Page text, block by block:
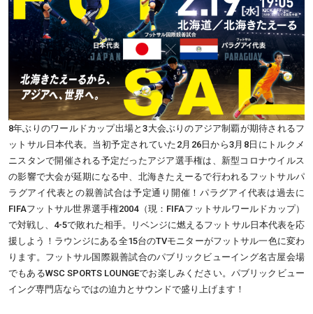
8年ぶりのワールドカップ出場と3大会ぶりのアジア制覇が期待されるフ
ットサル日本代表。当初予定されていた2月26日から3月8日にトルクメ
ニスタンで開催される予定だったアジア選手権は、新型コロナウイルス
の影響で大会が延期になる中、北海きたえーるで行われるフットサルパ
ラグアイ代表との親善試合は予定通り開催！パラグアイ代表は過去に
FIFAフットサル世界選手権2004（現：FIFAフットサルワールドカップ）
で対戦し、4-5で敗れた相手。リベンジに燃えるフットサル日本代表を応
援しよう！ラウンジにある全15台のTVモニターがフットサル一色に変わ
ります。フットサル国際親善試合のパブリックビューイング名古屋会場
でもあるWSC SPORTS LOUNGEでお楽しみください。パブリックビュー
イング専門店ならではの迫力とサウンドで盛り上げます！